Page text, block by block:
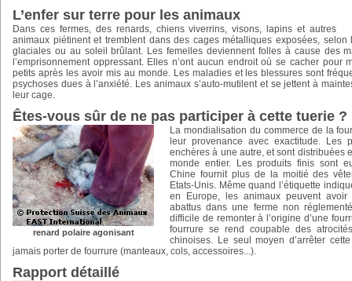
L’enfer sur terre pour les animaux
Dans ces fermes, des renards, chiens viverrins, visons, lapins et autres
animaux piétinent et tremblent dans des cages métalliques exposées,
glaciales ou au soleil brûlant. Les femelles deviennent folles à cause des
l’emprisonnement oppressant. Elles n’ont aucun endroit où se cacher pour
petits après les avoir mis au monde. Les maladies et les blessures sont
psychoses dues à l’anxiété. Les animaux s’auto-mutilent et se jettent à
leur cage.
Êtes-vous sûr de ne pas participer à cette tuerie ?
renard polaire agonisant
La mondialisation du commerce de la
leur provenance avec exactitude. Les
enchères à une autre, et sont distribuées
monde entier. Les produits finis sont
Chine fournit plus de la moitié des
Etats-Unis. Même quand l’étiquette
en Europe, les animaux peuvent
abattus dans une ferme non
difficile de remonter à l’origine d’une
fourrure se rend coupable des
chinoises. Le seul moyen d’arrêter
jamais porter de fourrure (manteaux, cols, accessoires...).
Rapport détaillé